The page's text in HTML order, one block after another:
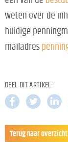
weten over de
huidige
mailadres
DEEL DIT ARTIKEL:
Terug naar overzicht